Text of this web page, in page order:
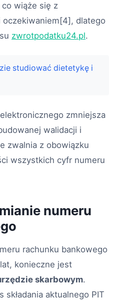
wiąże się z
dlatego
zwrotpodatku24.pl.
studiować dietetykę i
zmniejsza
walidacji i
zwalnia z obowiązku
wszystkich cyfr numeru
numeru
rachunku bankowego
konieczne jest
skarbowym.
aktualnego PIT